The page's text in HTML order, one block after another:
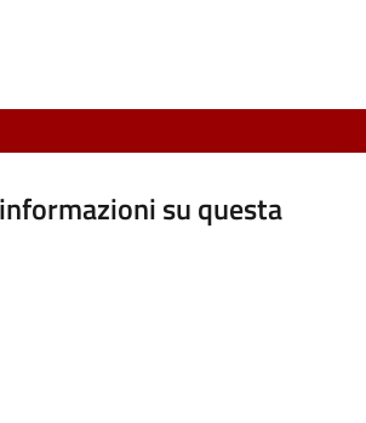
su questa